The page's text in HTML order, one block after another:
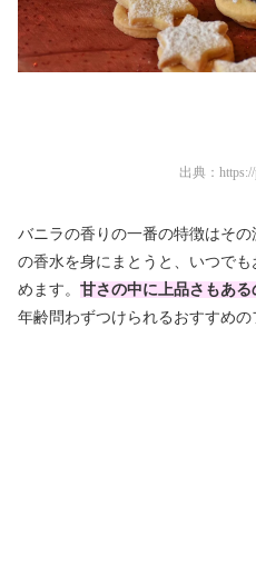
出典：
バニラの香りの一番の特徴はそ
の香水を身にまとうと、いつで
めます。 甘さの中に上品さもあ
年齢問わずつけられるおすすめの